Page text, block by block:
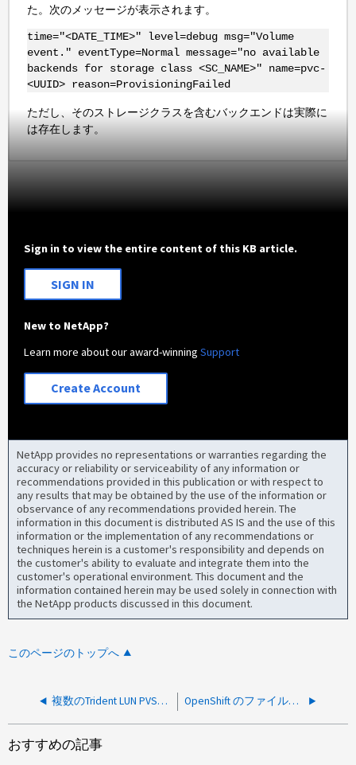
た。次のメッセージが表示されます。
time="<DATE_TIME>" level=debug msg="Volume
event." eventType=Normal message="no available
backends for storage class <SC_NAME>" name=pvc-
<UUID> reason=ProvisioningFailed
ただし、そのストレージクラスを含むバックエンドは実際に
は存在します。
Sign in to view the entire content of this KB article.
SIGN IN
New to NetApp?
Learn more about our award-winningSupport
Create Account
NetApp provides no representations or warranties regarding the
accuracy or reliability or serviceability of any information or
recommendations provided in this publication or with respect to
any results that may be obtained by the use of the information or
observance of any recommendations provided herein. The
information in this document is distributed AS IS and the use of this
information or the implementation of any recommendations or
techniques herein is a customer's responsibility and depends on
the customer's ability to evaluate and integrate them into the
customer's operational environment. This document and the
information contained herein may be used solely in connection with
the NetApp products discussed in this document.
このページのトップへ
複数のTrident LUN PVSを導入すると、原因multicconfdがハングすることがある OpenShift のファイルストレージ CSI とブロックストレージ CSI には、個別の Trident インストールが必要ですか？
おすすめの記事